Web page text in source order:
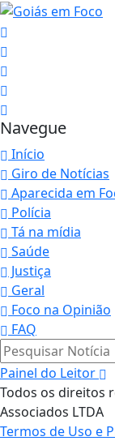
Navegue
Início
Giro de Notícias
Aparecida em
Polícia
Tá na mídia
Saúde
Justiça
Geral
Foco na Opinião
FAQ
Pesquisar Notícia
Painel do Leitor
Todos os direitos
Associados LTDA
Termos de Uso e